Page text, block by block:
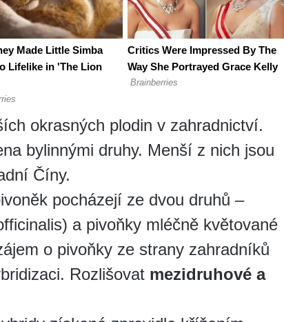
okrasných plodin v zahradnictví.
bylinnými druhy. Menší z nich jsou
Číny.
pocházejí ze dvou druhů –
a pivoňky mléčně květované
o pivoňky ze strany zahradníků
Rozlišovat mezidruhové a